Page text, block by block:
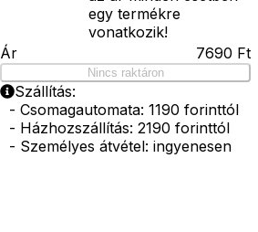
egy termékre
vonatkozik!
Ár
7690 Ft
Nincs raktáron
Szállítás:
- Csomagautomata: 1190 forinttól
- Házhozszállítás: 2190 forinttól
- Személyes átvétel: ingyenesen